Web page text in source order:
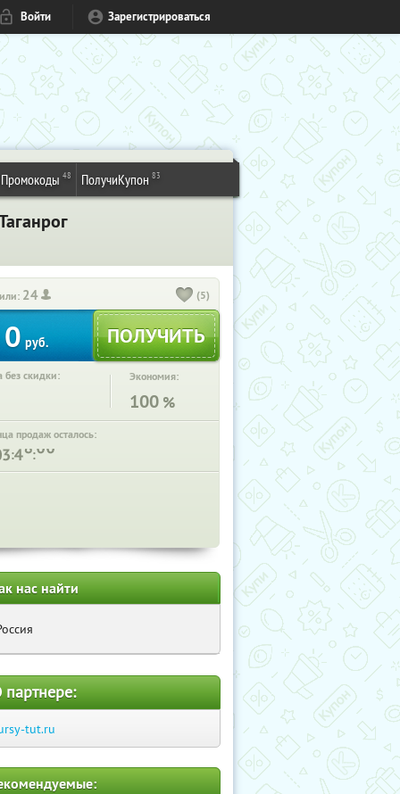
Войти Зарегистрироваться
Промокоды 48 ПолучиКупон 83
24 (5)
0 руб.
без скидки: Экономия:
100 %
продаж осталось:
: :
нас найти
партнере:
tut.ru